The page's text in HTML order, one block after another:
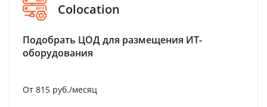
Colocation
Подобрать ЦОД для размещения ИТ-
оборудования
От 815 руб./месяц